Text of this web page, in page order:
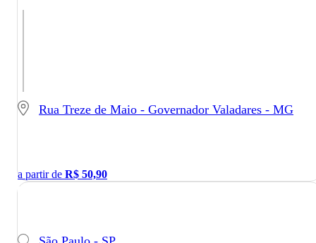
Rua Treze de Maio - Governador Valadares - MG
a partir de R$ 50,90